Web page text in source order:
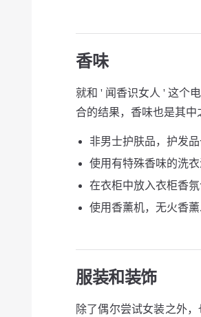
香味
就和 ' 闻香识女人 ' 这个
合的结果，香味也是其中
非男士护肤品，护发
使用有特殊香味的洗
在衣柜中放入衣柜香氛
使用香薰机，无火香薰.
服装和装饰
除了偶尔尝试女装之外